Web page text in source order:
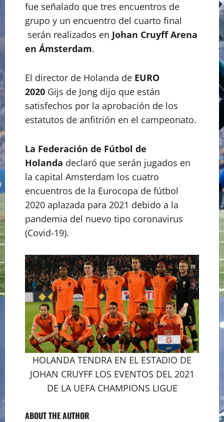
fue señalado que tres encuentros de
grupo y un encuentro del cuarto final
serán realizados en Johan Cruyff Arena
en Ámsterdam.
El director de Holanda de EURO
2020 Gijs de Jong dijo que están
satisfechos por la aprobación de los
estatutos de anfitrión en el campeonato.
La Federación de Fútbol de
Holanda declaró que serán jugados en
la capital Amsterdam los cuatro
encuentros de la Eurocopa de fútbol
2020 aplazada para 2021 debido a la
pandemia del nuevo tipo coronavirus
(Covid-19).
HOLANDA TENDRA EN EL ESTADIO DE
JOHAN CRUYFF LOS EVENTOS DEL 2021
DE LA UEFA CHAMPIONS LIGUE
ABOUT THE AUTHOR